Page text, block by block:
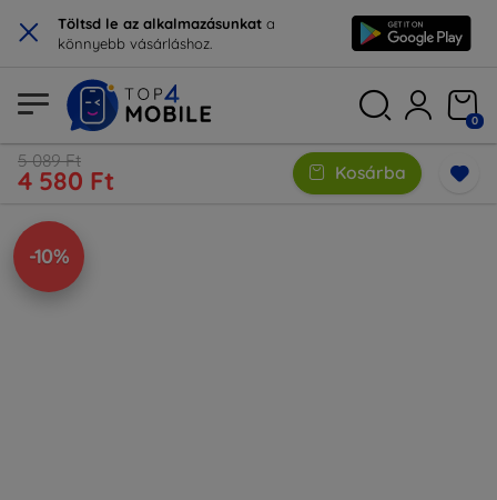
× Töltsd le az alkalmazásunkat a
könnyebb vásárláshoz.
0
5 089 Ft
4 580 Ft Kosárba
-10%